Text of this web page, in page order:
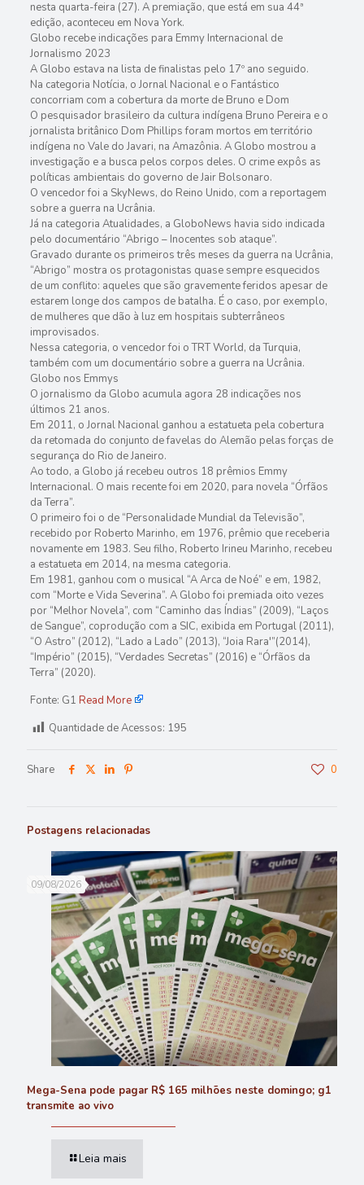
nesta quarta-feira (27). A premiação, que está em sua 44ª
edição, aconteceu em Nova York.
Globo recebe indicações para Emmy Internacional de
Jornalismo 2023
A Globo estava na lista de finalistas pelo 17º ano seguido.
Na categoria Notícia, o Jornal Nacional e o Fantástico
concorriam com a cobertura da morte de Bruno e Dom
O pesquisador brasileiro da cultura indígena Bruno Pereira e o
jornalista britânico Dom Phillips foram mortos em território
indígena no Vale do Javari, na Amazônia. A Globo mostrou a
investigação e a busca pelos corpos deles. O crime expôs as
políticas ambientais do governo de Jair Bolsonaro.
O vencedor foi a SkyNews, do Reino Unido, com a reportagem
sobre a guerra na Ucrânia.
Já na categoria Atualidades, a GloboNews havia sido indicada
pelo documentário “Abrigo – Inocentes sob ataque”.
Gravado durante os primeiros três meses da guerra na Ucrânia,
“Abrigo” mostra os protagonistas quase sempre esquecidos
de um conflito: aqueles que são gravemente feridos apesar de
estarem longe dos campos de batalha. É o caso, por exemplo,
de mulheres que dão à luz em hospitais subterrâneos
improvisados.
Nessa categoria, o vencedor foi o TRT World, da Turquia,
também com um documentário sobre a guerra na Ucrânia.
Globo nos Emmys
O jornalismo da Globo acumula agora 28 indicações nos
últimos 21 anos.
Em 2011, o Jornal Nacional ganhou a estatueta pela cobertura
da retomada do conjunto de favelas do Alemão pelas forças de
segurança do Rio de Janeiro.
Ao todo, a Globo já recebeu outros 18 prêmios Emmy
Internacional. O mais recente foi em 2020, para novela “Órfãos
da Terra”.
O primeiro foi o de “Personalidade Mundial da Televisão”,
recebido por Roberto Marinho, em 1976, prêmio que receberia
novamente em 1983. Seu filho, Roberto Irineu Marinho, recebeu
a estatueta em 2014, na mesma categoria.
Em 1981, ganhou com o musical “A Arca de Noé” e em, 1982,
com “Morte e Vida Severina”. A Globo foi premiada oito vezes
por “Melhor Novela”, com “Caminho das Índias” (2009), “Laços
de Sangue”, coprodução com a SIC, exibida em Portugal (2011),
“O Astro” (2012), “Lado a Lado” (2013), “Joia Rara'”(2014),
“Império” (2015), “Verdades Secretas” (2016) e “Órfãos da
Terra” (2020).
Fonte: G1 Read More
Quantidade de Acessos: 195
Share 0
Postagens relacionadas
09/08/2026
Mega-Sena pode pagar R$ 165 milhões neste domingo; g1
transmite ao vivo
Leia mais